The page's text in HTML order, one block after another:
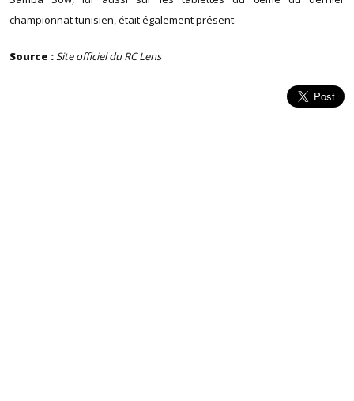
championnat tunisien, était également présent.
Source : Site officiel du RC Lens